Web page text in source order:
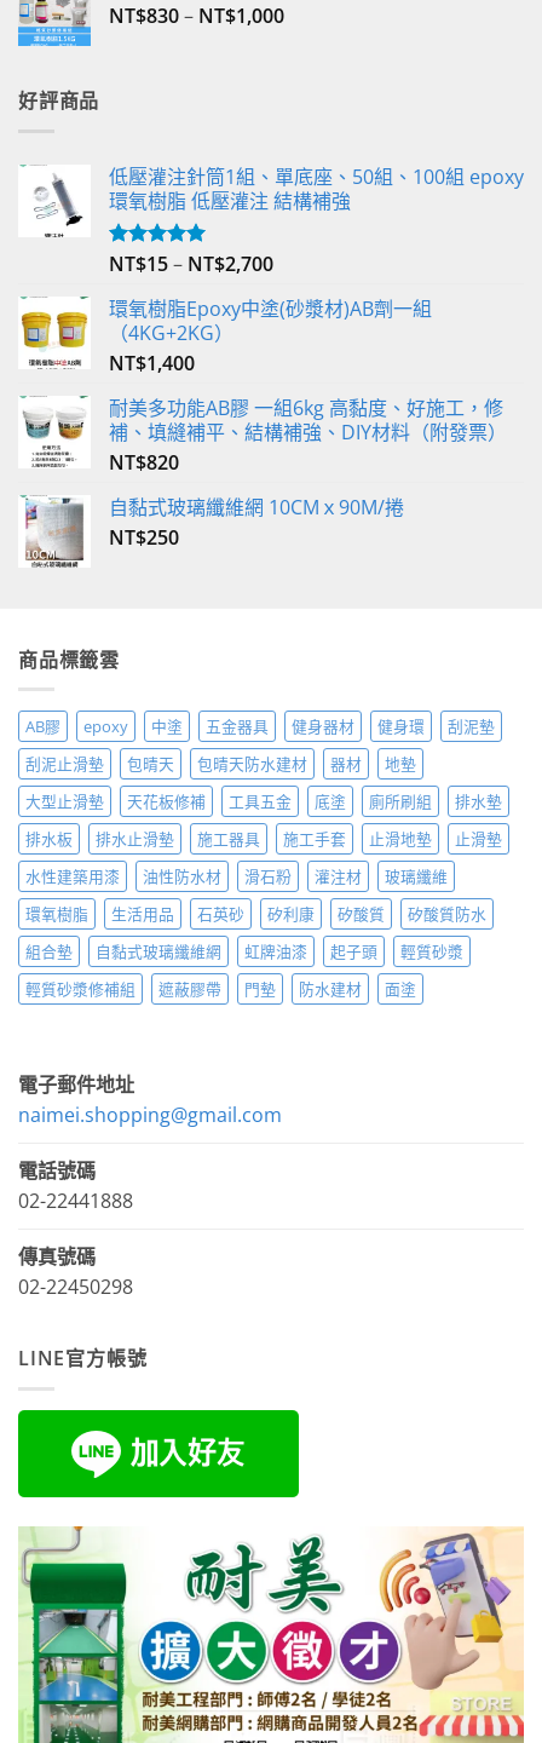
NT$830– NT$1,000
好評商品
低壓灌注針筒1組、單底座、50組、100組 epoxy
環氧樹脂 低壓灌注 結構補強
評分5.00
NT$15– NT$2,700
環氧樹脂Epoxy中塗(砂漿材)AB劑一組
（4KG+2KG）
NT$1,400
耐美多功能AB膠 一組6kg 高黏度、好施工，修
補、填縫補平、結構補強、DIY材料（附發票）
NT$820
自黏式玻璃纖維網 10CMｘ90M/捲
NT$250
商品標籤雲
AB膠 epoxy 中塗 五金器具 健身器材 健身環
刮泥墊
刮泥止滑墊
包晴天 包晴天防水建材 器材
地墊
大型止滑墊
天花板修補 工具五金 底塗 廁所刷組
排水墊
排水板
排水止滑墊 施工器具 施工手套 止滑地墊
止滑墊
水性建築用漆
油性防水材 滑石粉 灌注材
玻璃纖維
環氧樹脂
生活用品 石英砂 矽利康 矽酸質
矽酸質防水
組合墊
自黏式玻璃纖維網 虹牌油漆 起子頭
輕質砂漿
輕質砂漿修補組
遮蔽膠帶 門墊 防水建材 面塗
電子郵件地址
naimei.shopping@gmail.com
電話號碼
02-22441888
傳真號碼
02-22450298
LINE官方帳號